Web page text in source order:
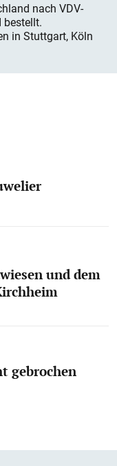
nach VDV-
bestellt.
in Stuttgart, Köln
und dem
gebrochen